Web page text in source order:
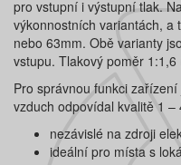
pro vstupní i výstupní tlak.
výkonnostních variantách, a
nebo 63mm. Obě varianty
vstupu. Tlakový poměr
Pro správnou funkci
vzduch odpovídal kvalitě 1 –
nezávislé na zdroji
ideální pro místa s